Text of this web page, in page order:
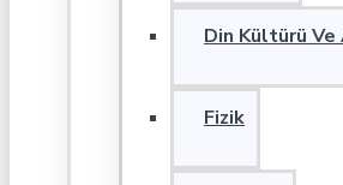
Din Kültürü
Fizik